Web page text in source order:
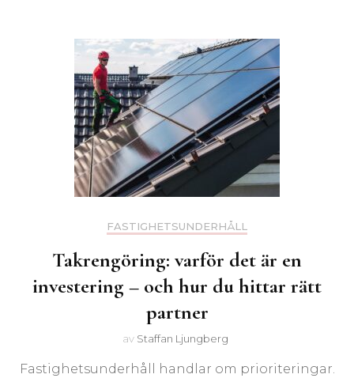
FASTIGHETSUNDERHÅLL
Takrengöring: varför det är en
investering – och hur du hittar rätt
partner
av Staffan Ljungberg
Fastighetsunderhåll handlar om prioriteringar.